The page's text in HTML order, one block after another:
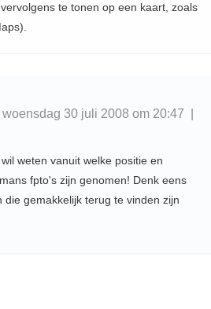
te tonen op een kaart, zoals
30 juli 2008 om 20:47 |
weten vanuit welke positie en
fpto's zijn genomen! Denk eens
gemakkelijk terug te vinden zijn